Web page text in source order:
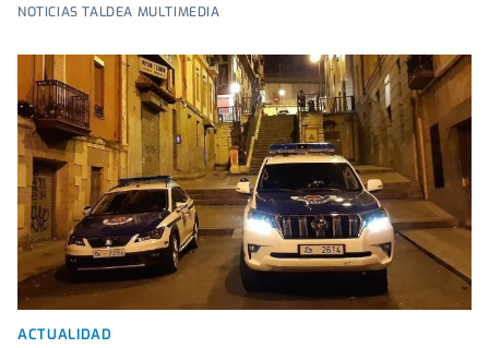
NOTICIAS TALDEA MULTIMEDIA
ACTUALIDAD